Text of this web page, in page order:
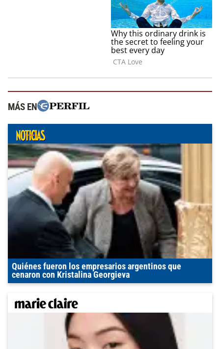
MÁS EN
Quiénes fueron los empresarios argentinos que
cenaron con Kristalina Georgieva